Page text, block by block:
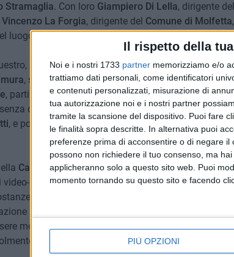
Il rispetto della
Noi e i nostri 1733 partner memorizziamo e/o
trattiamo dati personali, come identificatori
e contenuti personalizzati, misurazione di
tua autorizzazione noi e i nostri partner
tramite la scansione del dispositivo. Puoi fare
le finalità sopra descritte. In alternativa puoi
preferenze prima di acconsentire o di negare il
possono non richiedere il tuo consenso, ma
applicheranno solo a questo sito web. Puoi
momento tornando su questo sito e facendo
PIÙ OPZIONI
Stramaglia. Con loro Giampiero Di Lella, dirigente
La Forgia, dirigente del Comune di Molfetta
luogo.
su ordine del giudice per le indagini preliminari
, sono finiti ieri beni per un valore complessivo di
, parti di altre5 impresee11 pozzi disperdentidi cui
di molteplici impianti a Molfetta», ha spiegato
, e poi si è sviluppata sulla «qualità dello scarico
Capitaneria di Porto , coordinata dal sostituto
video-ispezioni e di campionamenti. I risultati hanno
inquinanti fino a oltre diecimila volte rispetto
stabilite per legge - ha continuato Nitti - e
messi in atto, dal'Asi e dalle aziende, non siano